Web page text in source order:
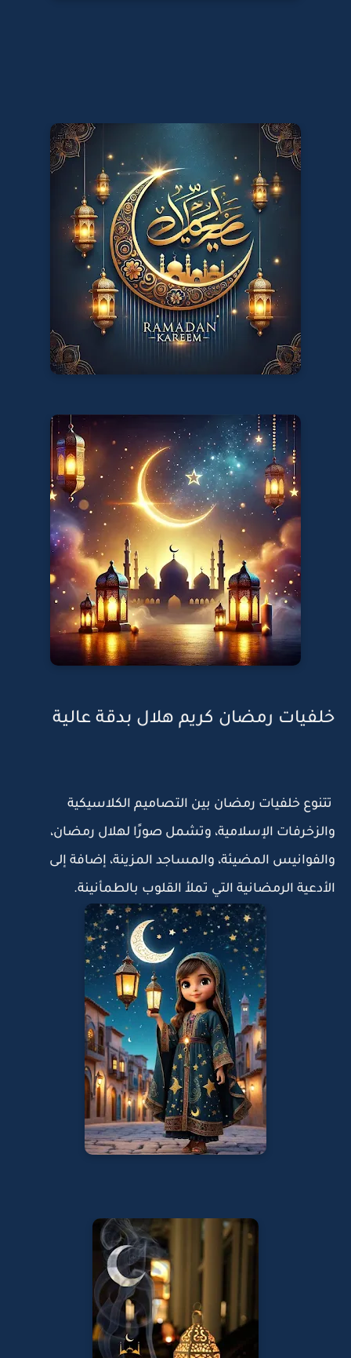
خلفيات رمضان كريم هلال بدقة عالية
تتنوع خلفيات رمضان بين التصاميم الكلاسيكية
والزخرفات الإسلامية، وتشمل صورًا لهلال رمضان،
والفوانيس المضيئة، والمساجد المزينة، إضافة إلى
الأدعية الرمضانية التي تملأ القلوب بالطمأنينة.